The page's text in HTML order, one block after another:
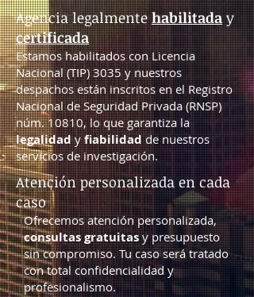
Agencia legalmentehabilitaday
certificada
Estamos habilitados con Licencia
Nacional (TIP) 3035 y nuestros
despachos están inscritos en el Registro
Nacional de Seguridad Privada (RNSP)
núm. 10810, lo que garantiza la
legalidadyfiabilidadde nuestros
servicios de investigación.
Atención personalizada en cada
caso
Ofrecemos atención personalizada,
consultas gratuitasy presupuesto
sin compromiso. Tu caso será tratado
con total confidencialidad y
profesionalismo.